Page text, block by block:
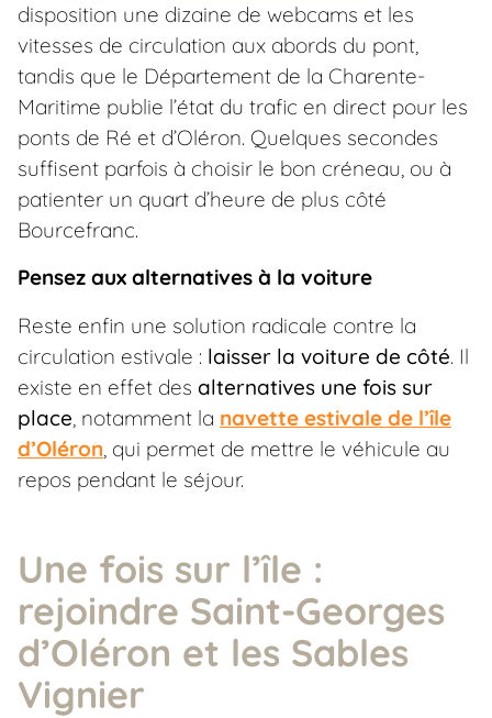
disposition une dizaine de webcams et les
vitesses de circulation aux abords du pont,
tandis que le Département de la Charente-
Maritime publie l’état du trafic en direct pour les
ponts de Ré et d’Oléron. Quelques secondes
suffisent parfois à choisir le bon créneau, ou à
patienter un quart d’heure de plus côté
Bourcefranc.
Pensez aux alternatives à la voiture
Reste enfin une solution radicale contre la
circulation estivale : laisser la voiture de côté. Il
existe en effet des alternatives une fois sur
place, notamment la navette estivale de l’île
d’Oléron, qui permet de mettre le véhicule au
repos pendant le séjour.
Une fois sur l’île :
rejoindre Saint-Georges
d’Oléron et les Sables
Vignier